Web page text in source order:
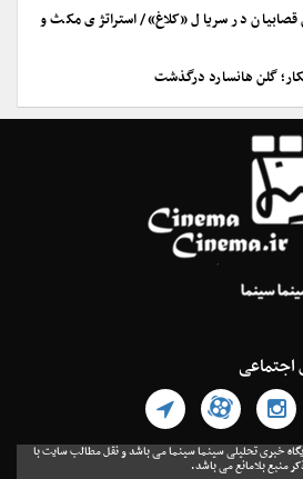
در سریال «کلاغ»/ استراتژی مکث و
گلن هانسارد درگذشت
اجتماعی
خبری تحلیلی سینما سینما می باشد و نقل مطالب سایت با
منبع بلامانع می باشد.